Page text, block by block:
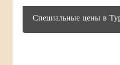
Специальные цены в